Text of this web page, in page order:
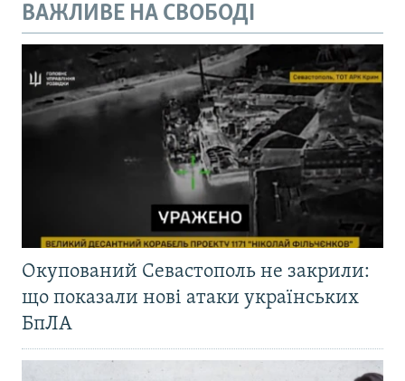
ВАЖЛИВЕ НА СВОБОДІ
Окупований Севастополь не закрили:
що показали нові атаки українських
БпЛА